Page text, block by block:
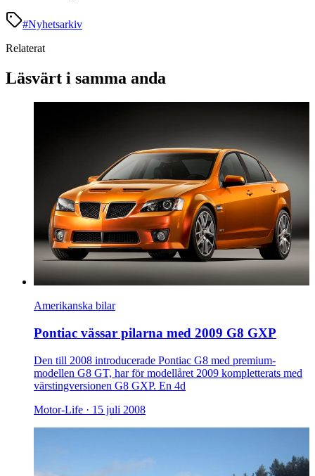
#Nyhetsarkiv
Relaterat
Läsvärt i samma anda
Amerikanska bilar
Pontiac vässar pilarna med 2009 G8 GXP
Den till 2008 introducerade Pontiac G8 med premium-
modellen G8 GT, har för modellåret 2009 kompletterats med
värstingversionen G8 GXP. En 4d
Motor-Life · 15 juli 2008